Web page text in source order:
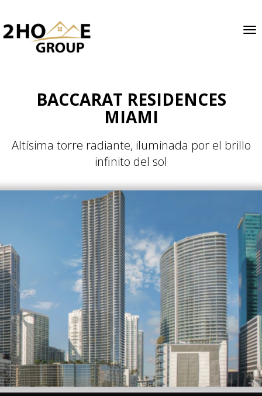
BACCARAT RESIDENCES
MIAMI
Altísima torre radiante, iluminada por el brillo
infinito del sol